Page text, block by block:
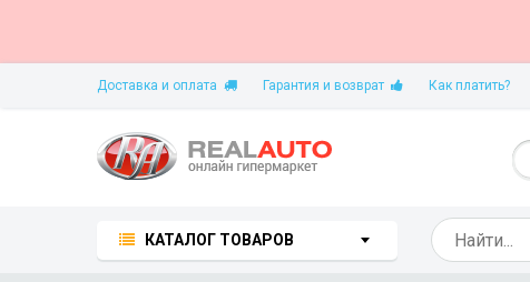
Доставка и оплата Гарантия и возврат Как платить?
КАТАЛОГ ТОВАРОВ